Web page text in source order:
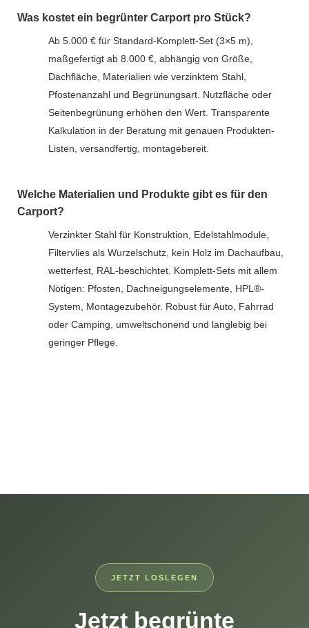
Was kostet ein begrünter Carport pro Stück?
Ab 5.000 € für Standard-Komplett-Set (3×5 m),
maßgefertigt ab 8.000 €, abhängig von Größe,
Dachfläche, Materialien wie verzinktem Stahl,
Pfostenanzahl und Begrünungsart. Nutzfläche oder
Seitenbegrünung erhöhen den Wert. Transparente
Kalkulation in der Beratung mit genauen Produkten-
Listen, versandfertig, montagebereit.
Welche Materialien und Produkte gibt es für den
Carport?
Verzinkter Stahl für Konstruktion, Edelstahlmodule,
Filtervlies als Wurzelschutz, kein Holz im Dachaufbau,
wetterfest, RAL-beschichtet. Komplett-Sets mit allem
Nötigen: Pfosten, Dachneigungselemente, HPL®-
System, Montagezubehör. Robust für Auto, Fahrrad
oder Camping, umweltschonend und langlebig bei
geringer Pflege.
JETZT LOSLEGEN
Jetzt begrünte